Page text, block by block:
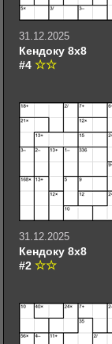
31.12.2025
Кендоку 8х8
#4
31.12.2025
Кендоку 8х8
#2